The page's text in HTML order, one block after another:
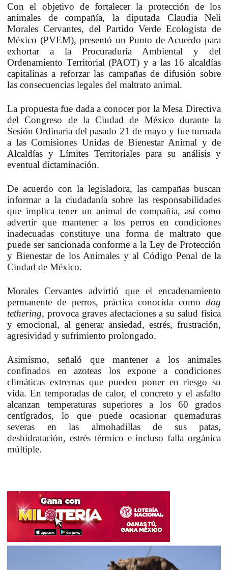
Con el objetivo de fortalecer la protección de los
animales de compañía, la diputada Claudia Neli
Morales Cervantes, del Partido Verde Ecologista de
México (PVEM), presentó un Punto de Acuerdo para
exhortar a la Procuraduría Ambiental y del
Ordenamiento Territorial (PAOT) y a las 16 alcaldías
capitalinas a reforzar las campañas de difusión sobre
las consecuencias legales del maltrato animal.
La propuesta fue dada a conocer por la Mesa Directiva
del Congreso de la Ciudad de México durante la
Sesión Ordinaria del pasado 21 de mayo y fue turnada
a las Comisiones Unidas de Bienestar Animal y de
Alcaldías y Límites Territoriales para su análisis y
eventual dictaminación.
De acuerdo con la legisladora, las campañas buscan
informar a la ciudadanía sobre las responsabilidades
que implica tener un animal de compañía, así como
advertir que mantener a los perros en condiciones
inadecuadas constituye una forma de maltrato que
puede ser sancionada conforme a la Ley de Protección
y Bienestar de los Animales y al Código Penal de la
Ciudad de México.
Morales Cervantes advirtió que el encadenamiento
permanente de perros, práctica conocida como dog
tethering, provoca graves afectaciones a su salud física
y emocional, al generar ansiedad, estrés, frustración,
agresividad y sufrimiento prolongado.
Asimismo, señaló que mantener a los animales
confinados en azoteas los expone a condiciones
climáticas extremas que pueden poner en riesgo su
vida. En temporadas de calor, el concreto y el asfalto
alcanzan temperaturas superiores a los 60 grados
centígrados, lo que puede ocasionar quemaduras
severas en las almohadillas de sus patas,
deshidratación, estrés térmico e incluso falla orgánica
múltiple.